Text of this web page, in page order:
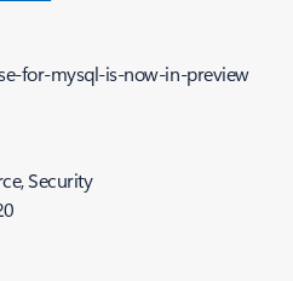
for-mysql-is-now-in-preview
Security